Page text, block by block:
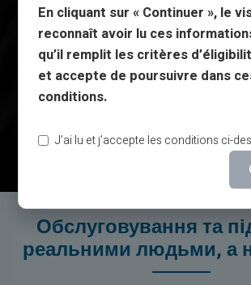
Обслуговування та
реальними людьми, а
En cliquant sur « Continuer », le
reconnaît avoir lu ces
qu’il remplit les critères
et accepte de poursuivre dans
conditions.
J’ai lu et j’accepte les conditions ci-